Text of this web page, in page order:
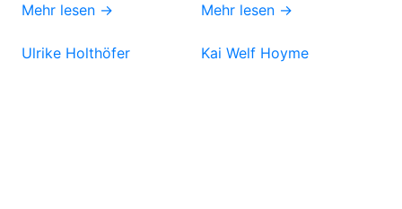
Mehr lesen → Mehr lesen →
Ulrike Holthöfer Kai Welf Hoyme